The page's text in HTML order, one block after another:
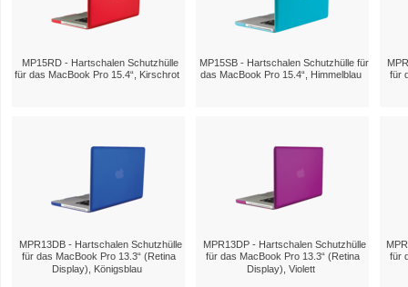
MP15RD - Hartschalen Schutzhülle
für das MacBook Pro 15.4“, Kirschrot
MP15SB - Hartschalen Schutzhülle für
das MacBook Pro 15.4“, Himmelblau
für
MPR13DB - Hartschalen Schutzhülle
für das MacBook Pro 13.3“ (Retina
Display), Königsblau
MPR13DP - Hartschalen Schutzhülle
für das MacBook Pro 13.3“ (Retina
Display), Violett
für